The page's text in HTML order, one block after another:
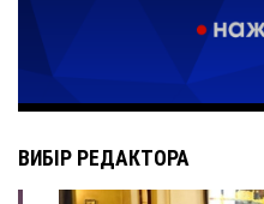
ВИБІР РЕДАКТОРА